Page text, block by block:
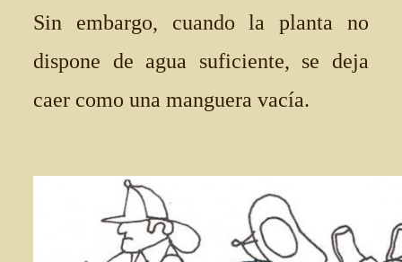
Sin embargo, cuando la planta no
dispone de agua suficiente, se deja
caer como una manguera vacía.